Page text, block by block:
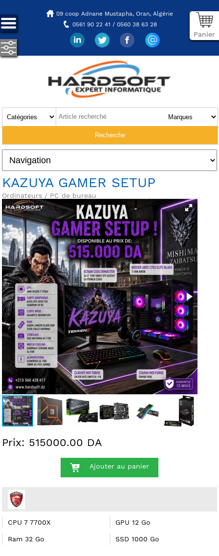
09 coop Adnane Mustapha, Oran, Algérie
0561 90 22 41 / 0560 38 63 28
Panier
KAZUYA GAMER SETUP
Ordinateurs / PC de bureau
Prix: 515000.00 DA
Ajouter au panier
CPU 7 7700X GPU 12 Go
Ram 32 Go SSD 1000 Go